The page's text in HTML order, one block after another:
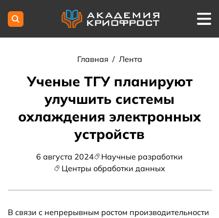
Главная / Лента
Ученые ТГУ планируют
улучшить системы
охлаждения электронных
устройств
6 августа 2024
Научные разработки
Центры обработки данных
В связи с непрерывным ростом производительности